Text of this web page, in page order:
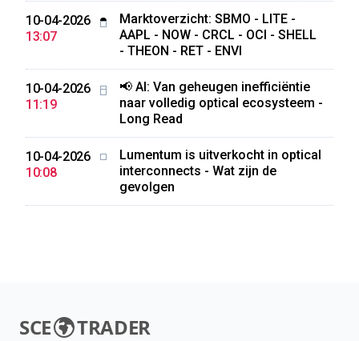
10-04-2026
13:07
Marktoverzicht: SBMO - LITE -
AAPL - NOW - CRCL - OCI - SHELL
- THEON - RET - ENVI
10-04-2026
11:19
📢 AI: Van geheugen inefficiëntie
naar volledig optical ecosysteem -
Long Read
10-04-2026
10:08
Lumentum is uitverkocht in optical
interconnects - Wat zijn de
gevolgen
SCE TRADER